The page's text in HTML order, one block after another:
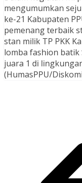
mengumumkan
ke-21 Kabupaten
pemenang terbaik
stan milik TP PKK
lomba fashion batik
juara 1 di
(HumasPPU/